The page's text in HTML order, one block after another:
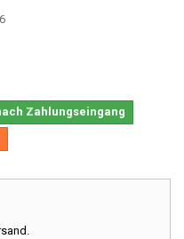
Zahlungseingang